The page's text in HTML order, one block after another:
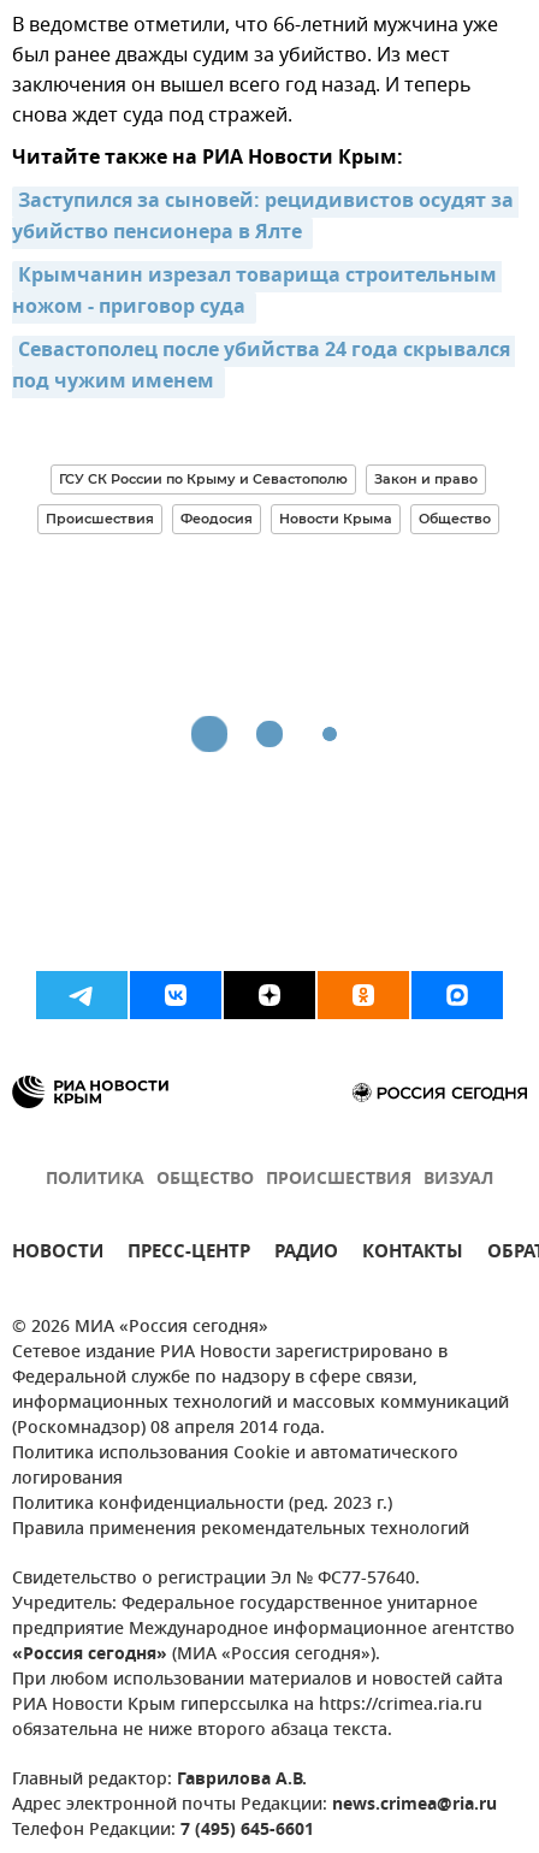
В ведомстве отметили, что 66-летний мужчина уже
был ранее дважды судим за убийство. Из мест
заключения он вышел всего год назад. И теперь
снова ждет суда под стражей.
Читайте также на РИА Новости Крым:
Заступился за сыновей: рецидивистов осудят за
убийство пенсионера в Ялте
Крымчанин изрезал товарища строительным
ножом - приговор суда
Севастополец после убийства 24 года скрывался
под чужим именем
ГСУ СК России по Крыму и Севастополю Закон и право
Происшествия Феодосия Новости Крыма Общество
ПОЛИТИКА ОБЩЕСТВО ПРОИСШЕСТВИЯ ВИЗУАЛ
НОВОСТИ ПРЕСС-ЦЕНТР РАДИО КОНТАКТЫ
© 2026 МИА «Россия сегодня»
Сетевое издание РИА Новости зарегистрировано в
Федеральной службе по надзору в сфере связи,
информационных технологий и массовых коммуникаций
(Роскомнадзор) 08 апреля 2014 года.
Политика использования Cookie и автоматического
логирования
Политика конфиденциальности (ред. 2023 г.)
Правила применения рекомендательных технологий
Свидетельство о регистрации Эл № ФС77-57640.
Учредитель: Федеральное государственное унитарное
предприятие Международное информационное агентство
«Россия сегодня» (МИА «Россия сегодня»).
При любом использовании материалов и новостей сайта
РИА Новости Крым гиперссылка на https://crimea.ria.ru
обязательна не ниже второго абзаца текста.
Главный редактор: Гаврилова А.В.
Адрес электронной почты Редакции: news.crimea@ria.ru
Телефон Редакции: 7 (495) 645-6601